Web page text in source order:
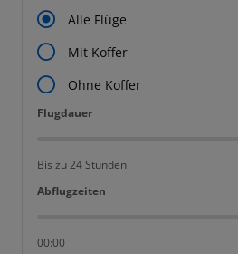
Alle Flüge
Mit Koffer
Ohne Koffer
Flugdauer
Flugdauer
Bis zu 24 Stunden
Abflugzeiten
Abflugzeiten
00:00